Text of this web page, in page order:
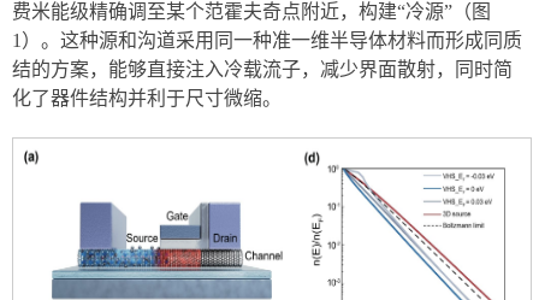
费米能级精确调至某个范霍夫奇点附近，构建“冷源”（图
1）。这种源和沟道采用同一种准一维半导体材料而形成同质
结的方案，能够直接注入冷载流子，减少界面散射，同时简
化了器件结构并利于尺寸微缩。